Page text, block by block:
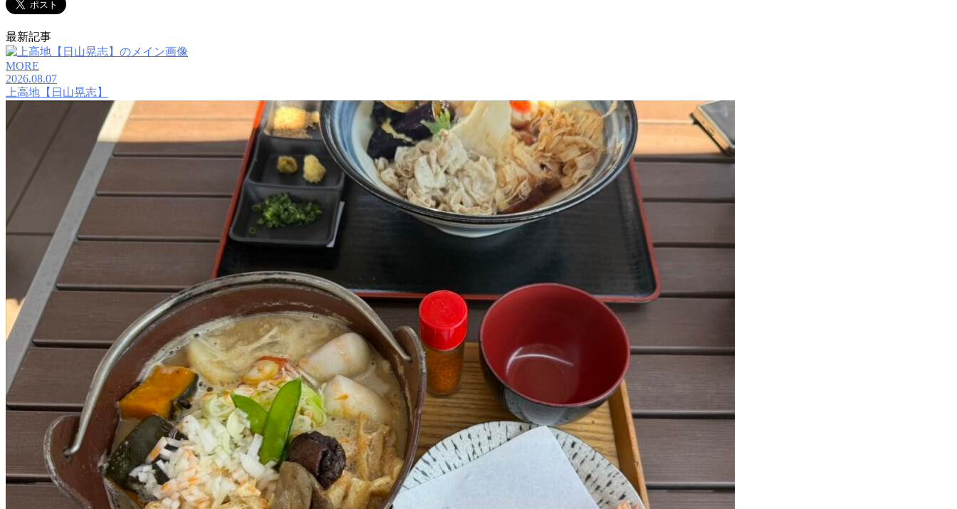
最新記事
MORE
2026.08.07
上高地【日山晃志】